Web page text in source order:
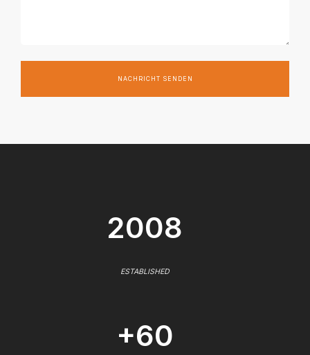
NACHRICHT SENDEN
2008
ESTABLISHED
+60